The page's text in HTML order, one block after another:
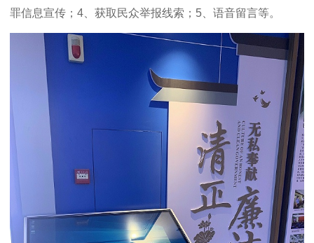
罪信息宣传；4、获取民众举报线索；5、语音留言等。